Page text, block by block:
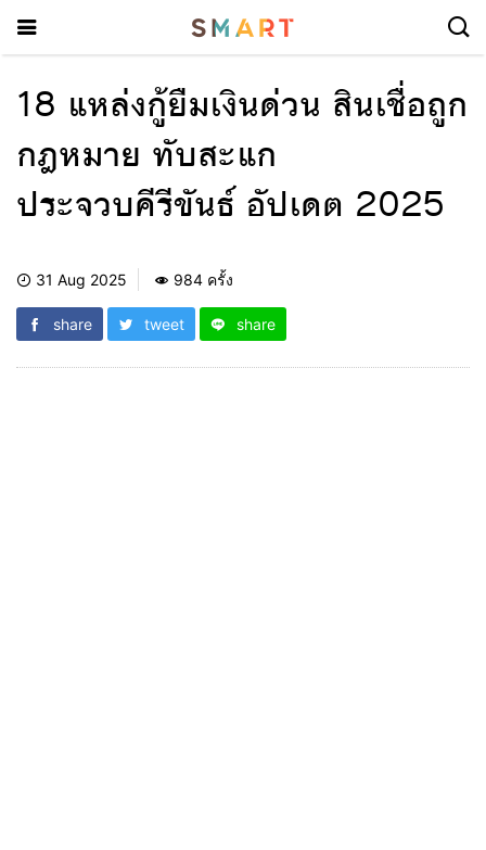
18 แหล่งกู้ยืมเงินด่วน สินเชื่อถูก
กฎหมาย ทับสะแก
ประจวบคีรีขันธ์ อัปเดต 2025
31 Aug 2025 984 ครั้ง
share tweet share